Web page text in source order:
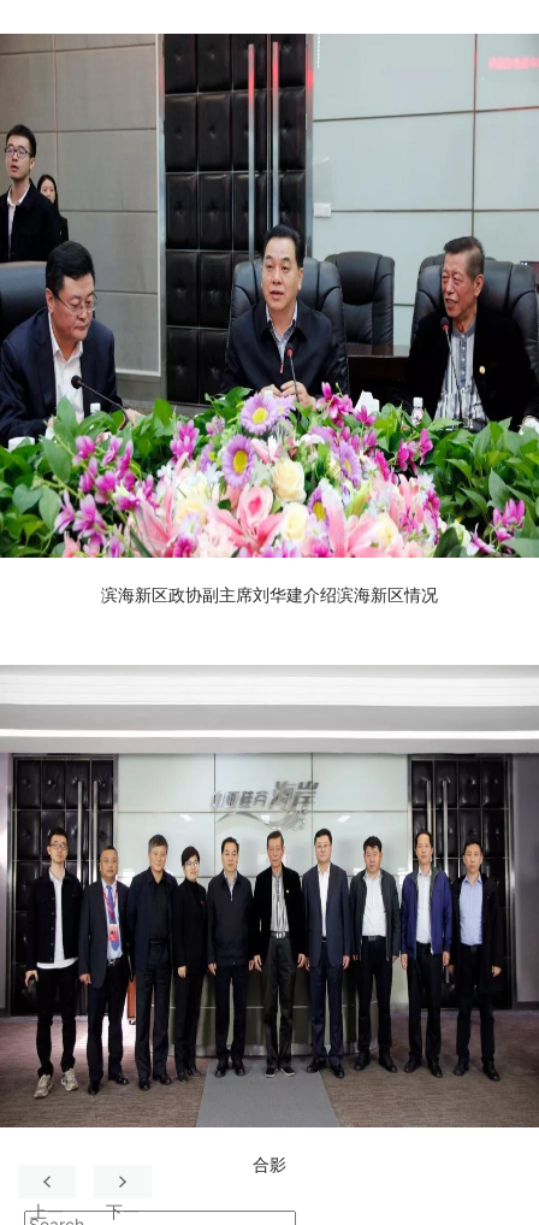
滨海新区政协副主席刘华建介绍滨海新区情况
合影
上一
下一